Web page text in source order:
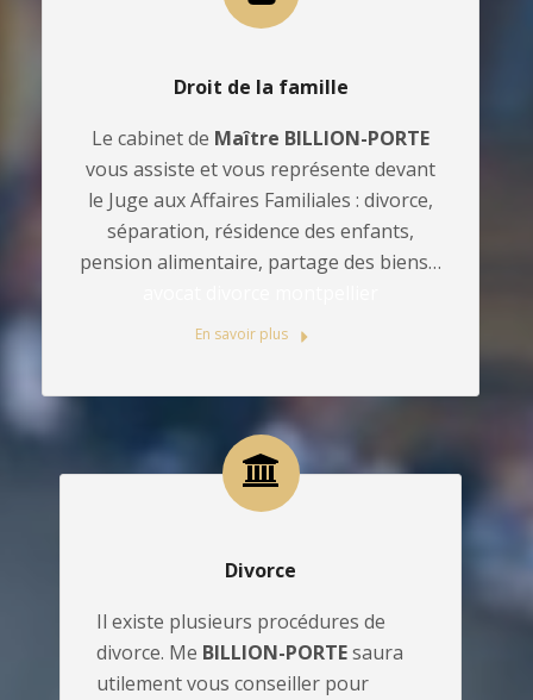
Droit de la famille
Le cabinet de Maître BILLION-PORTE
vous assiste et vous représente devant
le Juge aux Affaires Familiales : divorce,
séparation, résidence des enfants,
pension alimentaire, partage des biens…
En savoir plus
Divorce
Il existe plusieurs procédures de
divorce. Me BILLION-PORTEsaura
utilement vous conseiller pour